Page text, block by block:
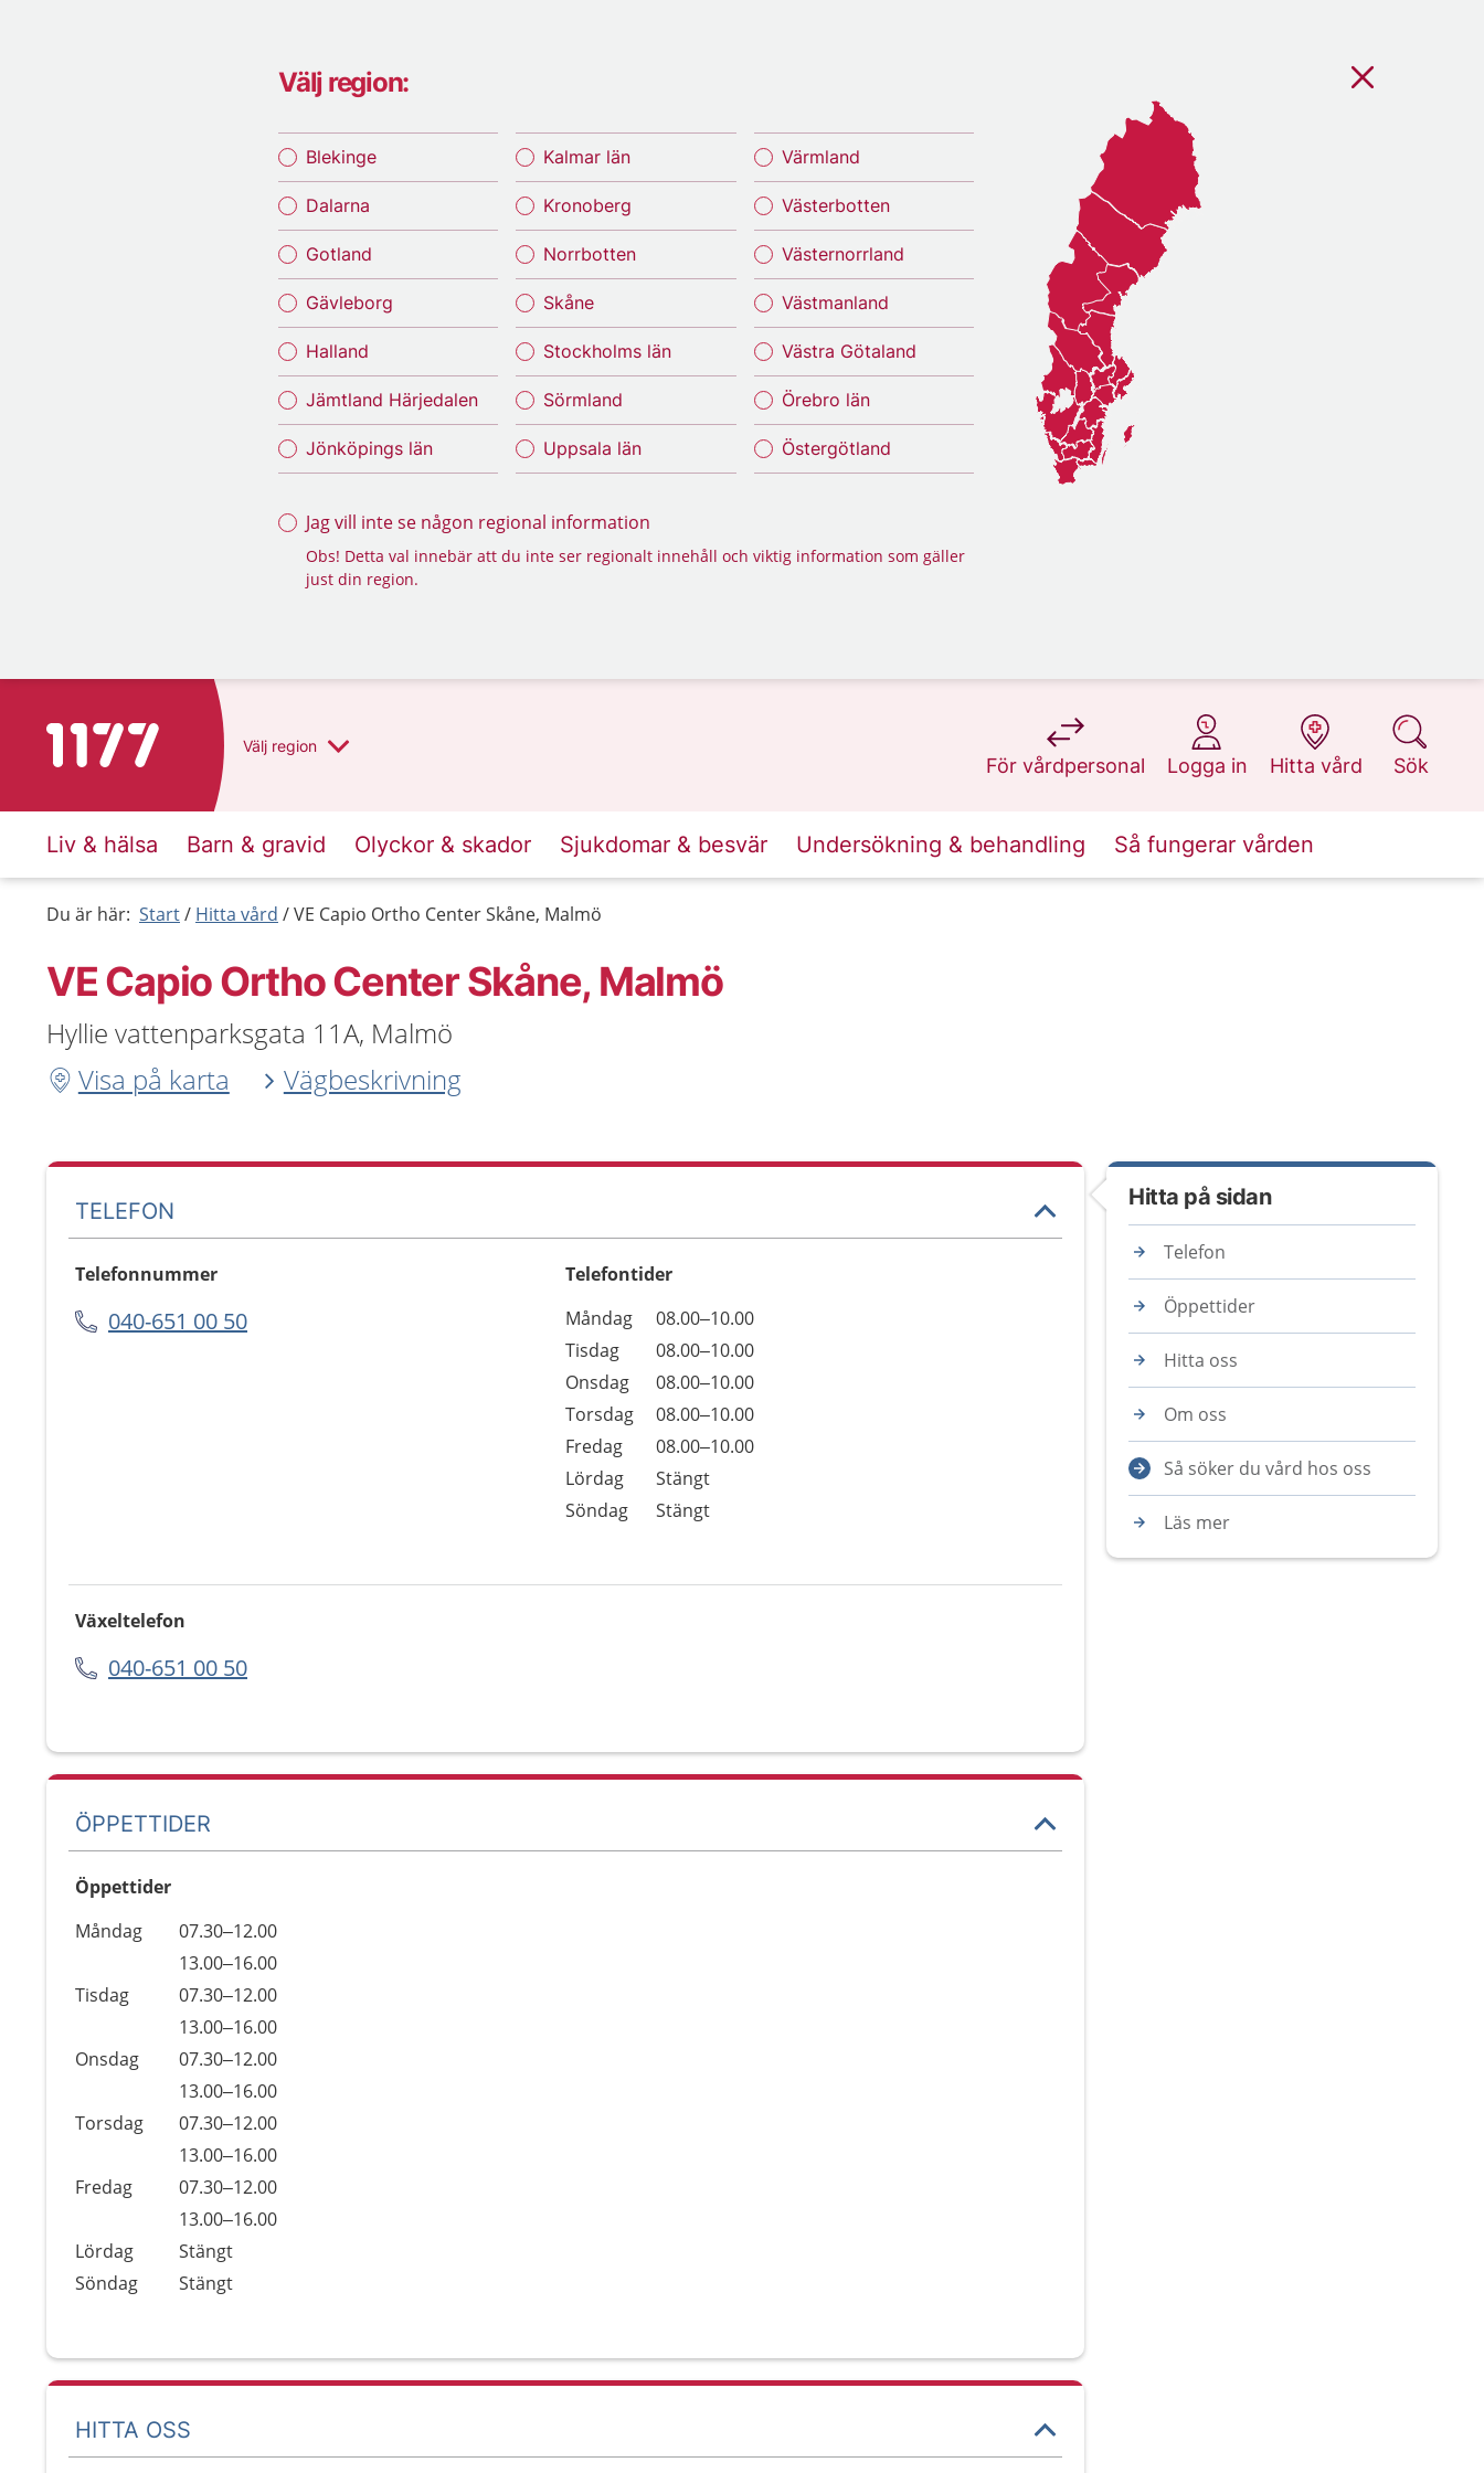
Välj region:
Blekinge
Dalarna
Gotland
Gävleborg
Halland
Jämtland Härjedalen
Jönköpings län
Kalmar län
Kronoberg
Norrbotten
Skåne
Stockholms län
Sörmland
Uppsala län
Värmland
Västerbotten
Västernorrland
Västmanland
Västra Götaland
Örebro län
Östergötland
Jag vill inte se någon regional information
Obs! Detta val innebär att du inte ser regionalt innehåll och viktig information som gäller
just din region.
Till startsidan för 1177 Välj region
För vårdpersonal
på 1177.se
Logga in
på 1177.se
Hitta vård
på 1177.se
Sök
på 1177.se
Liv & hälsa Barn & gravid Olyckor & skador Sjukdomar & besvär Undersökning & behandling Så fungerar vården
Du är här: Start Hitta vård VE Capio Ortho Center Skåne, Malmö
VE Capio Ortho Center Skåne, Malmö
Hyllie vattenparksgata 11A, Malmö
Visa på karta
Vägbeskrivning
TELEFON
Telefonnummer
040-651 00 50
Telefontider
Dag
Öppettider
Kommentarer
Måndag
08.00–10.00
Tisdag
08.00–10.00
Onsdag
08.00–10.00
Torsdag
08.00–10.00
Fredag
08.00–10.00
Lördag
Stängt
Söndag
Stängt
Växeltelefon
040-651 00 50
ÖPPETTIDER
Öppettider
Dag
Öppettider
Kommentarer
Måndag
07.30–12.00
13.00–16.00
Tisdag
07.30–12.00
13.00–16.00
Onsdag
07.30–12.00
13.00–16.00
Torsdag
07.30–12.00
13.00–16.00
Fredag
07.30–12.00
13.00–16.00
Lördag
Stängt
Söndag
Stängt
HITTA OSS
Hitta på sidan
Telefon
Öppettider
Hitta oss
Om oss
Så söker du vård hos oss
Läs mer